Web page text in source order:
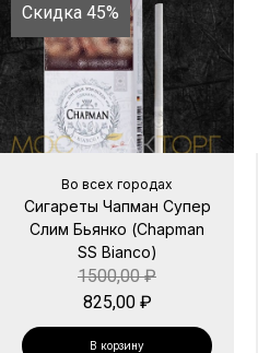
Скидка 45%
Во всех городах
Сигареты Чапман Супер
Слим Бьянко (Chapman
SS Bianco)
1500,00₽
825,00 ₽
В корзину